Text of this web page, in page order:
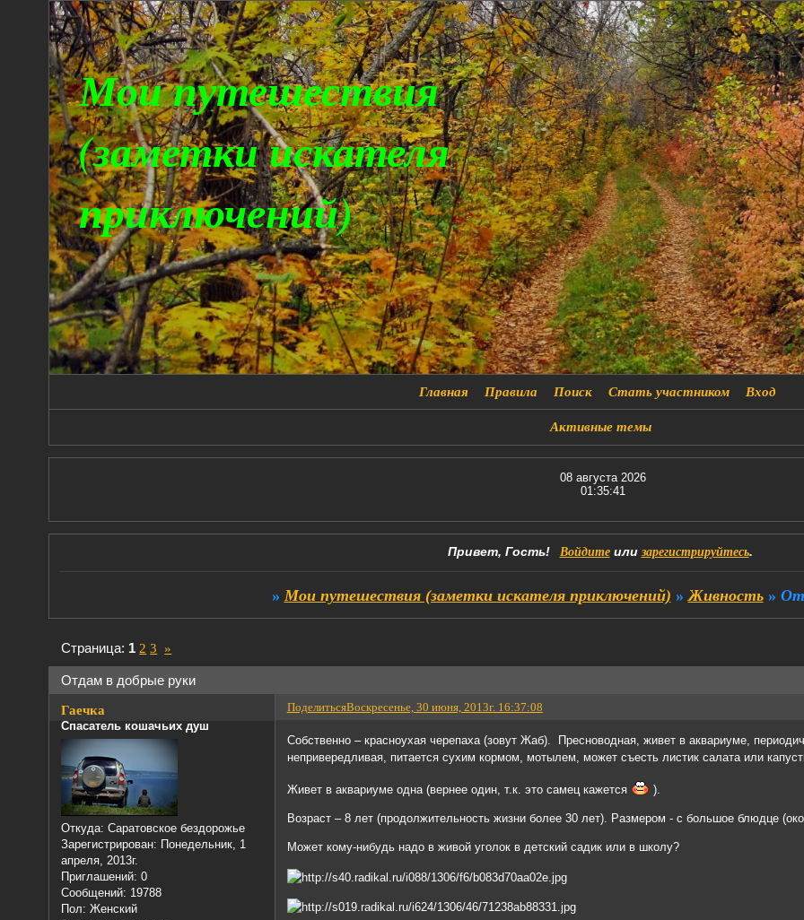
Мои путешествия
(заметки искателя
приключений)
Главная Правила Поиск Стать участником Вход
Активные темы
08 августа 2026
01:35:42
Привет, Гость! Войдитеили зарегистрируйтесь.
» Мои путешествия (заметки искателя приключений) »Живность »
Отдам в добрые руки
Страница: 1 2 3 »
ПоделитьсяВоскресенье, 30 июня, 2013г. 16:37:08
Гаечка
Спасатель кошачьих душ
Откуда: Саратовское бездорожье
Зарегистрирован: Понедельник, 1
апреля, 2013г.
Приглашений: 0
Сообщений: 19788
Пол: Женский
Собственно – красноухая черепаха (зовут Жаб). Пресноводная, живет в аквариуме,
непривередливая, питается сухим кормом, мотылем, может съесть листик салата или
Живет в аквариуме одна (вернее один, т.к. это самец кажется ).
Возраст – 8 лет (продолжительность жизни более 30 лет). Размером - с большое блюдце
Может кому-нибудь надо в живой уголок в детский садик или в школу?